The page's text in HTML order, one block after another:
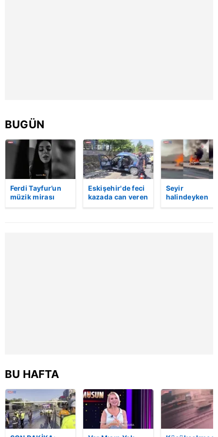
6698 sayılı Kişisel Verilerin Korunması Kanunu uyarınca
hazırlanmış Aydınlatma Metnimizi okumak ve sitemizde
ilgili mevzuata uygun olarak kullanılan çerezlerle ilgili bilgi
almak için lütfentıklayınız.
BUGÜN
Ferdi Tayfur’un
müzik mirası
Eskişehir'de feci
kazada can veren
Seyir
halindeyken
BU HAFTA